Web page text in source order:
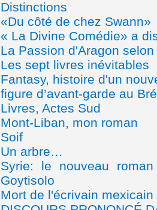
Distinctions
«Du côté de chez Swann»
« La Divine Comédie» a
La Passion d'Aragon
Les sept livres inévitables
Fantasy, histoire d'un
figure d’avant-garde au
Livres, Actes Sud
Mont-Liban, mon roman
Soif
Un arbre…
Syrie: le nouveau
Goytisolo
Mort de l'écrivain